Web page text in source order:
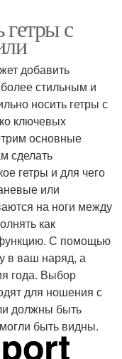
гетры с
добавить
стильным и
носить гетры с
ключевых
основные
сделать
гетры и для чего
или
на ноги между
как
функцию. С помощью
в ваш наряд, а
года. Выбор
для ношения с
должны быть
быть видны.